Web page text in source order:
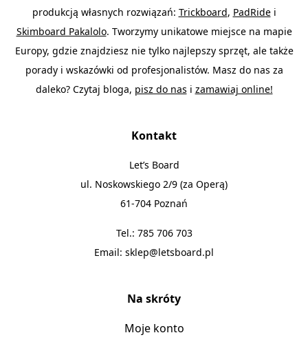
produkcją własnych rozwiązań: Trickboard, PadRidei
Skimboard Pakalolo. Tworzymy unikatowe miejsce na mapie
Europy, gdzie znajdziesz nie tylko najlepszy sprzęt, ale także
porady i wskazówki od profesjonalistów. Masz do nas za
daleko? Czytaj bloga, pisz do nas i zamawiaj online!
Kontakt
Let’s Board
ul. Noskowskiego 2/9 (za Operą)
61-704 Poznań
Tel.: 785 706 703
Email: sklep@letsboard.pl
Na skróty
Moje konto